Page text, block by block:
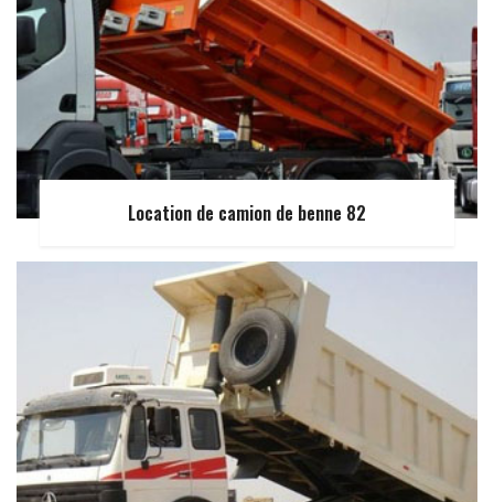
Location de camion de benne 82